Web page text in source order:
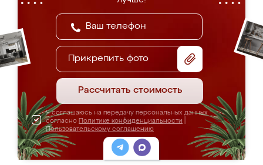
Прикрепить фото
Рассчитать стоимость
Я соглашаюсь на передачу персональных данных
согласно Политике конфиденциальности
Пользовательскому соглашению